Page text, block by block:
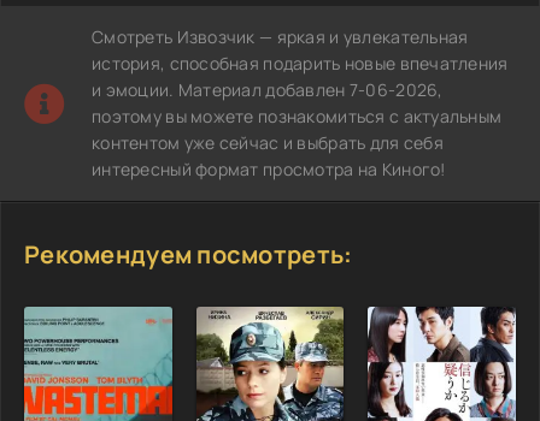
Смотреть Извозчик — яркая и увлекательная
история, способная подарить новые впечатления
и эмоции. Материал добавлен 7-06-2026,
поэтому вы можете познакомиться с актуальным
контентом уже сейчас и выбрать для себя
интересный формат просмотра на Киного!
Рекомендуем посмотреть: